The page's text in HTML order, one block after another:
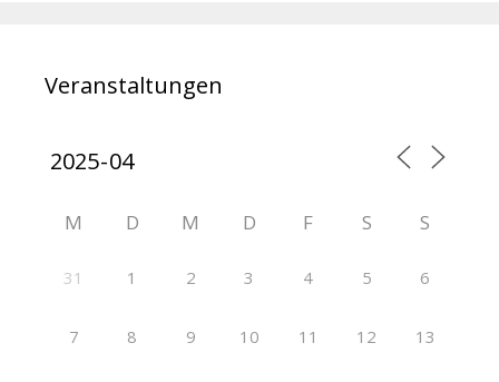
Veranstaltungen
M D M D F S S
31 1 2 3 4 5 6
7 8 9 10 11 12 13